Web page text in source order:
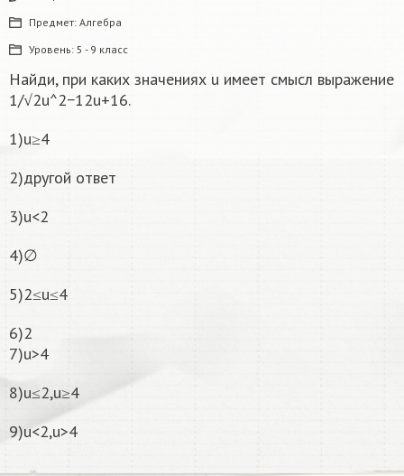
Предмет: Алгебра
Уровень: 5 - 9 класс
Найди, при каких значениях u имеет смысл выражение
1/√2u^2−12u+16.
1)u≥4
2)другой ответ
3)u<2
4)∅
5)2≤u≤4
6)2
7)u>4
8)u≤2,u≥4
9)u<2,u>4